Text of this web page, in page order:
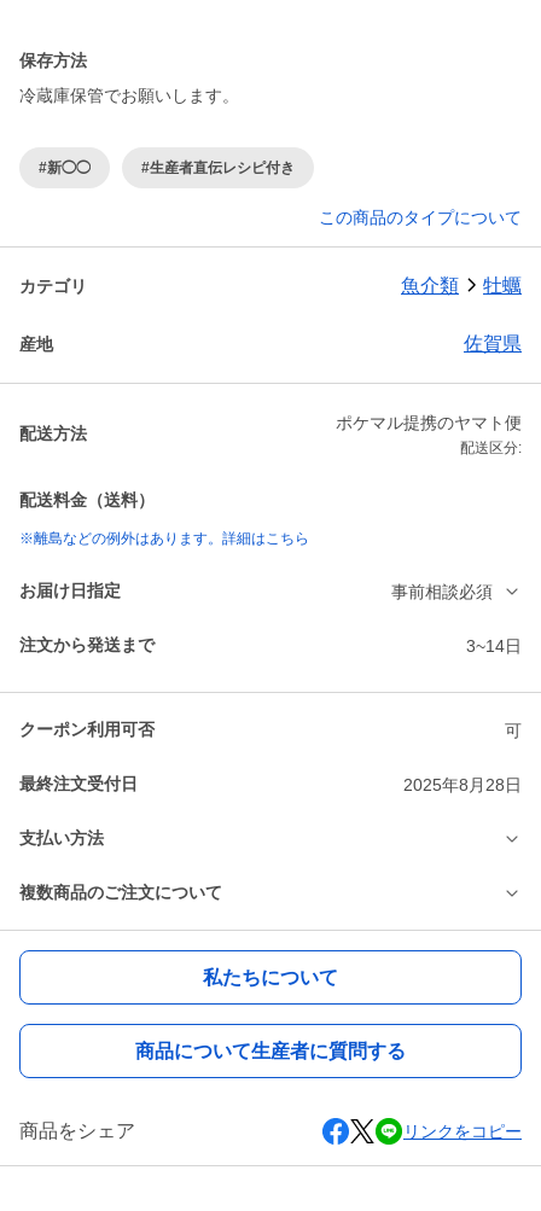
保存方法
冷蔵庫保管でお願いします。
#新◯◯ #生産者直伝レシピ付き
この商品のタイプについて
カテゴリ 魚介類 牡蠣
産地 佐賀県
配送方法
ポケマル提携のヤマト便
配送区分:
配送料金（送料）
※離島などの例外はあります。詳細はこちら
お届け日指定 事前相談必須
注文から発送まで 3~14日
クーポン利用可否 可
最終注文受付日 2025年8月28日
支払い方法
複数商品のご注文について
私たちについて
商品について生産者に質問する
商品をシェア リンクをコピー